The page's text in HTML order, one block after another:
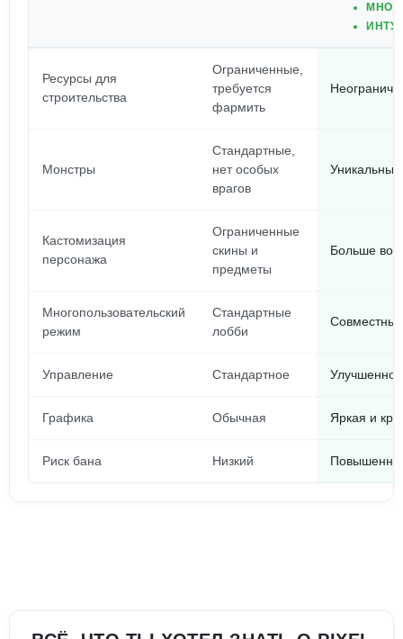
Ресурсы для
строительства
Ограниченные,
требуется
фармить
Монстры
Стандартные,
нет особых
врагов
Кастомизация
персонажа
Ограниченные
скины и
предметы
Больше
Многопользовательский
режим
Стандартные
лобби
Управление Стандартное
Графика Обычная Яркая и
Риск бана Низкий